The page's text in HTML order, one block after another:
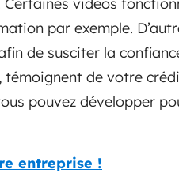
par exemple.
de susciter la
témoignent de votre
pouvez développer
entreprise !